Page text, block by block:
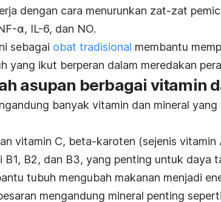
dengan cara menurunkan zat-zat
α, IL-6, dan NO.
sebagai obat tradisional membantu
yang ikut berperan dalam meredakan
asupan berbagai vitamin
banyak vitamin dan mineral
vitamin C, beta-karoten (sejenis vitamin
B1, B2, dan B3, yang penting untuk daya
tubuh mengubah makanan menjadi
mengandung mineral penting